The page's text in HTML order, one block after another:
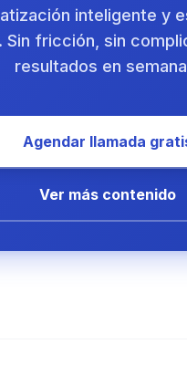
inteligente y
Sin fricción, sin
resultados en
Agendar llamada
Ver más contenido